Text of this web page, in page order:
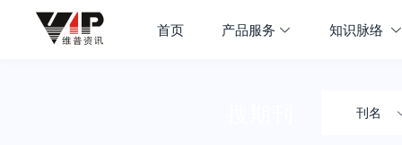
首页 产品服务 知识脉络
刊名